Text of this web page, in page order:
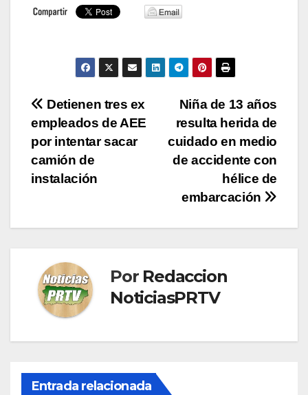
Navegación
de
entradas
Niña de 13 años
resulta herida de
cuidado en medio
de accidente con
hélice de
embarcación
Detienen tres ex
empleados de AEE
por intentar sacar
camión de
instalación
Por Redaccion
NoticiasPRTV
Entrada relacionada